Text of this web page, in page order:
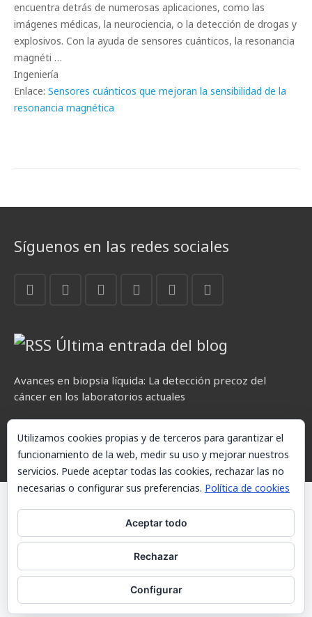
encuentra detrás de numerosas aplicaciones, como las
imágenes médicas, la neurociencia, o la detección de drogas y
explosivos. Con la ayuda de sensores cuánticos, la resonancia
magnéti …
Ingeniería
Enlace: Sensores cuánticos que mejoran la sensibilidad de la
resonancia magnética
Síguenos en las redes sociales
Última entrada del blog
Avances en biopsia líquida: La detección precoz del
cáncer en los laboratorios actuales
© AKETXE Consulting, S.L. - Este sitio web utiliza cookies, consulte
nuestra Política de cookies.
Política de cookies
Contacto
Utilizamos cookies propias y de terceros para garantizar el
funcionamiento de la web, medir su uso y mejorar nuestros
servicios. Puede aceptar todas las cookies, rechazar las no
necesarias o configurar sus preferencias. Política de cookies
Aceptar todo
Rechazar
Configurar